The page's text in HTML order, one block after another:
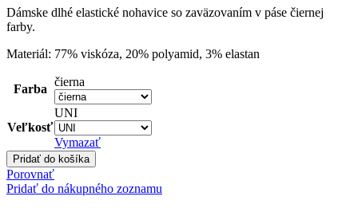
Dámske dlhé elastické nohavice so zaväzovaním v páse čiernej
farby.
Materiál: 77% viskóza, 20% polyamid, 3% elastan
Farba
čierna
Veľkosť
UNI
Vymazať
Pridať do košíka
Porovnať
Pridať do nákupného zoznamu